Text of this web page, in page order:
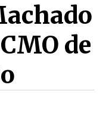
de